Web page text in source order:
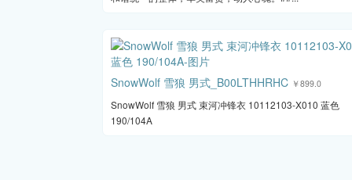
SnowWolf 雪狼 男式_B00LTHHRHC ￥899.0
SnowWolf 雪狼 男式 束河冲锋衣 10112103-X010 蓝色
190/104A